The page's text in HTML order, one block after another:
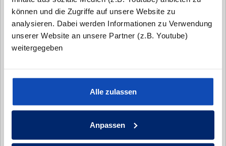
können und die Zugriffe auf unsere Website zu
analysieren. Dabei werden Informationen zu Verwendung
unserer Website an unsere Partner (z.B. Youtube)
weitergegeben
Alle zulassen
Anpassen
Anrede:*
Nachname:*
Email:*